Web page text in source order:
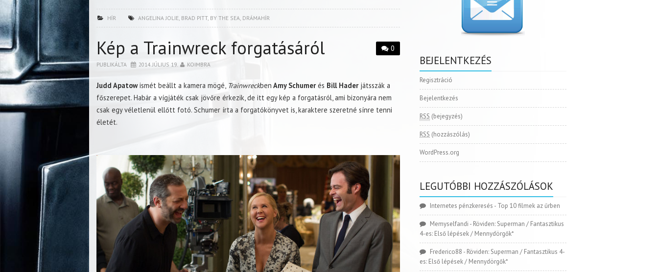
HÍR ANGELINA JOLIE, BRAD PITT, BY THE SEA, DRÁMAHÍR
0
Kép a Trainwreck forgatásáról
PUBLIKÁLTA 2014. JÚLIUS 19. KOIMBRA
Judd Apatowismét beállt a kamera mögé, Trainwreckben Amy Schumerés Bill Haderjátsszák a
főszerepet. Habár a vígjáték csak jövőre érkezik, de itt egy kép a forgatásról, ami bizonyára nem
csak egy véletlenül ellőtt fotó. Schumer írta a forgatókönyvet is, karaktere szeretné sínre tenni
életét.
BEJELENTKEZÉS
Regisztráció
Bejelentkezés
RSS (bejegyzés)
RSS (hozzászólás)
WordPress.org
LEGUTÓBBI HOZZÁSZÓLÁSOK
Internetes pénzkeresés - Top 10 filmek az űrben
Memyselfandi - Röviden: Superman / Fantasztikus
4-es: Első lépések / Mennydörgők*
Frederico88 - Röviden: Superman / Fantasztikus 4-
es: Első lépések / Mennydörgők*